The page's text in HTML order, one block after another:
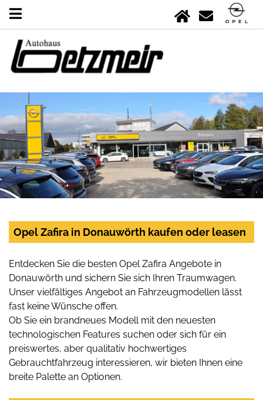
Opel Zafira in Donauwörth kaufen oder leasen
Entdecken Sie die besten Opel Zafira Angebote in
Donauwörth und sichern Sie sich Ihren Traumwagen.
Unser vielfältiges Angebot an Fahrzeugmodellen lässt
fast keine Wünsche offen.
Ob Sie ein brandneues Modell mit den neuesten
technologischen Features suchen oder sich für ein
preiswertes, aber qualitativ hochwertiges
Gebrauchtfahrzeug interessieren, wir bieten Ihnen eine
breite Palette an Optionen.